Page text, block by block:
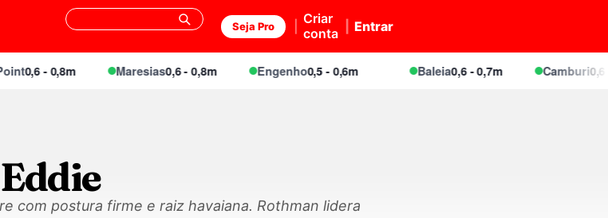
Seja Pro
Criar
conta
Entrar
0,6 - 0,8m Maresias0,6 - 0,8m Engenho0,5 - 0,6m Baleia0,6 - 0,7m Camburi0,6 -
com postura firme e raiz havaiana. Rothman lidera